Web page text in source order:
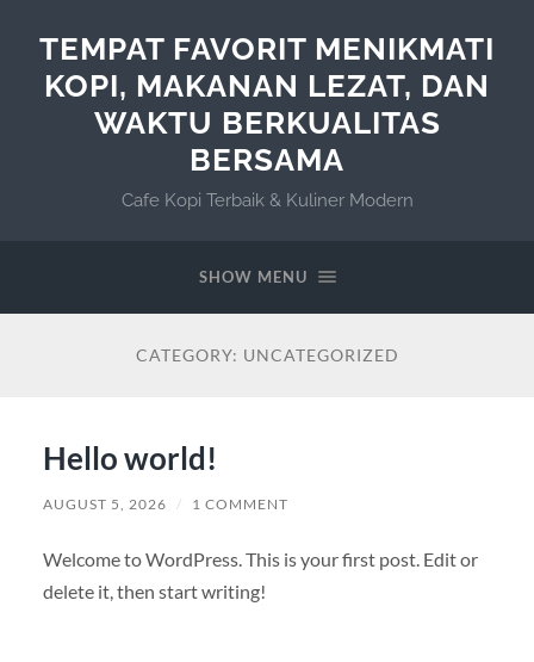
TEMPAT FAVORIT MENIKMATI
KOPI, MAKANAN LEZAT, DAN
WAKTU BERKUALITAS
BERSAMA
Cafe Kopi Terbaik & Kuliner Modern
SHOW MENU
CATEGORY: UNCATEGORIZED
Hello world!
AUGUST 5, 2026 / 1 COMMENT
Welcome to WordPress. This is your first post. Edit or
delete it, then start writing!